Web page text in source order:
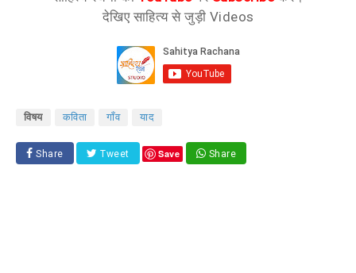
देखिए साहित्य से जुड़ी Videos
विषय कविता गाँव याद
Share Tweet Save Share